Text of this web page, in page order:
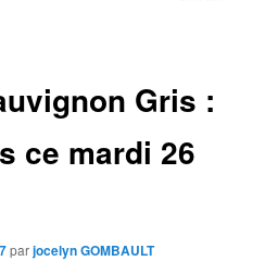
Gris :
ce mardi 26
parjocelyn GOMBAULT